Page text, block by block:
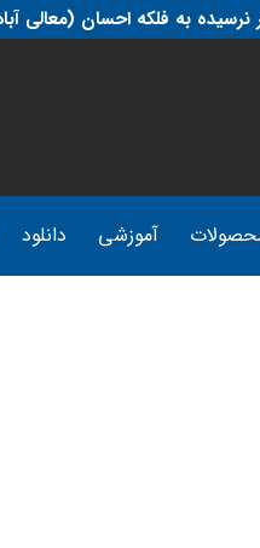
به فلکه احسان (معالی
آموزشی دانلود